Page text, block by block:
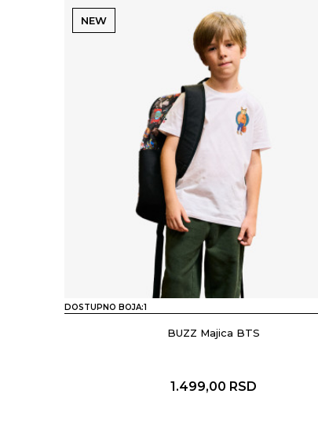
NEW
DOSTUPNO BOJA:1
BUZZ Majica BTS
1.499,00 RSD